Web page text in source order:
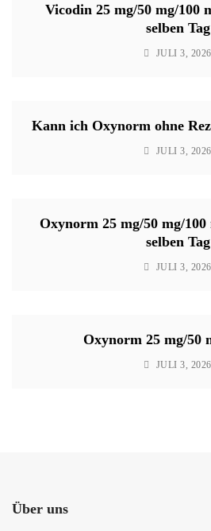
Vicodin 25 mg/50 mg/100
selben Tag
JULI 3, 2026
Kann ich Oxynorm ohne
JULI 3, 2026
Oxynorm 25 mg/50 mg/
selben Tag
JULI 3, 2026
Oxynorm 25 mg/50
JULI 3, 2026
Über uns